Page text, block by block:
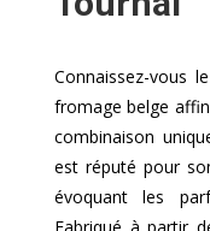
Connaissez-vous
fromage belge
combinaison
est réputé pour
évoquant les